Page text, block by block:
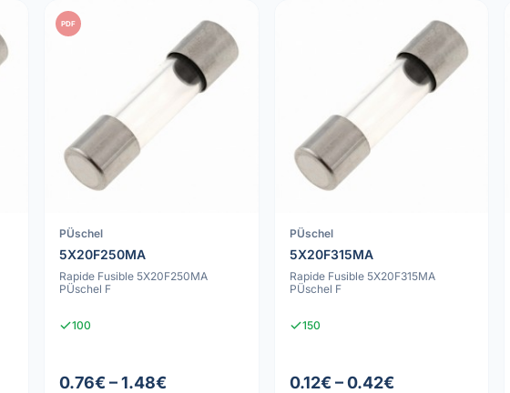
PDF
PÜschel
5X20F250MA
Rapide Fusible 5X20F250MA
PÜschel F
100
0.76€ – 1.48€
PÜschel
5X20F315MA
Rapide Fusible 5X20F315MA
PÜschel F
150
0.12€ – 0.42€